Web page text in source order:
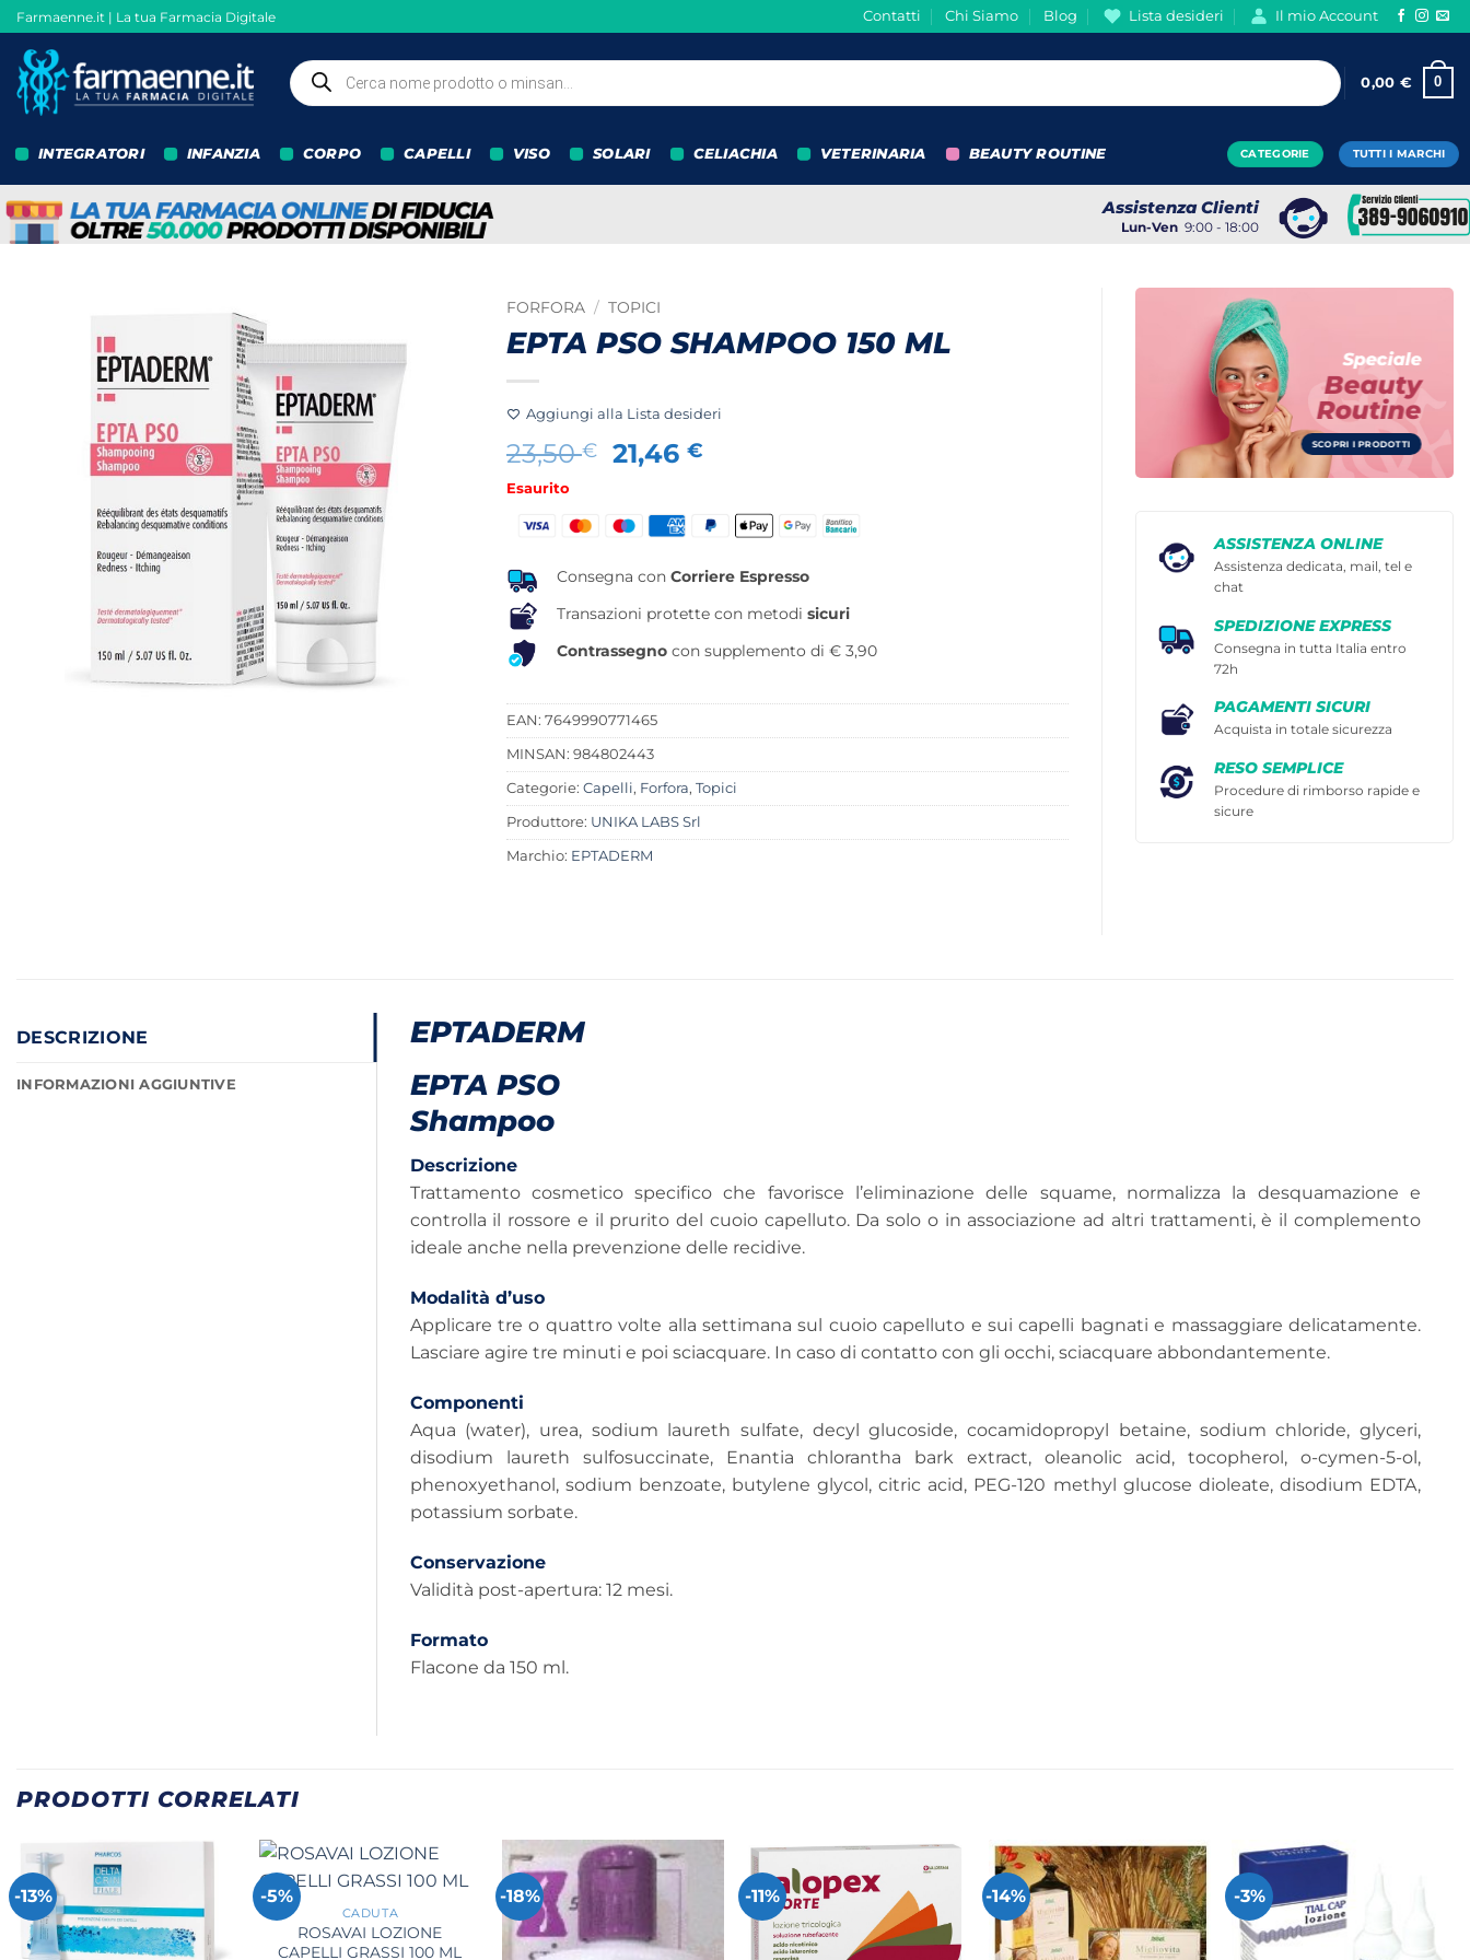
Salta
ai
contenuti
Farmaenne.it | La tua Farmacia Digitale Contatti Chi Siamo Blog Lista desideri Il mio Account
Ricerca
prodotti
0,00 € 0
INTEGRATORI INFANZIA CORPO CAPELLI VISO SOLARI CELIACHIA VETERINARIA BEAUTY ROUTINE CATEGORIE TUTTI I MARCHI
Assistenza Clienti
Lun-Ven 9:00 - 18:00
FORFORA / TOPICI
EPTA PSO SHAMPOO 150 ML
Aggiungi alla Lista desideri
23,50€
Il
era:
21,46€
attuale
è:
Esaurito
Consegna con Corriere Espresso
Transazioni protette con metodi sicuri
Contrassegno con supplemento di € 3,90
EAN: 7649990771465
MINSAN: 984802443
Categorie: Capelli, Forfora, Topici
Produttore: UNIKA LABS Srl
Marchio: EPTADERM
Speciale
Beauty
Routine
SCOPRI I PRODOTTI
ASSISTENZA ONLINE
Assistenza dedicata, mail, tel e
chat
SPEDIZIONE EXPRESS
Consegna in tutta Italia entro
72h
PAGAMENTI SICURI
Acquista in totale sicurezza
RESO SEMPLICE
Procedure di rimborso rapide e
sicure
DESCRIZIONE
INFORMAZIONI AGGIUNTIVE
EPTADERM
EPTA PSO
Shampoo
Descrizione
Trattamento cosmetico specifico che favorisce l’eliminazione delle squame, normalizza la desquamazione e
controlla il rossore e il prurito del cuoio capelluto. Da solo o in associazione ad altri trattamenti, è il complemento
ideale anche nella prevenzione delle recidive.
Modalità d’uso
Applicare tre o quattro volte alla settimana sul cuoio capelluto e sui capelli bagnati e massaggiare delicatamente.
Lasciare agire tre minuti e poi sciacquare. In caso di contatto con gli occhi, sciacquare abbondantemente.
Componenti
Aqua (water), urea, sodium laureth sulfate, decyl glucoside, cocamidopropyl betaine, sodium chloride, glyceri,
disodium laureth sulfosuccinate, Enantia chlorantha bark extract, oleanolic acid, tocopherol, o-cymen-5-ol,
phenoxyethanol, sodium benzoate, butylene glycol, citric acid, PEG-120 methyl glucose dioleate, disodium EDTA,
potassium sorbate.
Conservazione
Validità post-apertura: 12 mesi.
Formato
Flacone da 150 ml.
PRODOTTI CORRELATI
-13%
+
-5%
+
CADUTA
ROSAVAI LOZIONE
CAPELLI GRASSI 100 ML
-18% -11% -14% -3%